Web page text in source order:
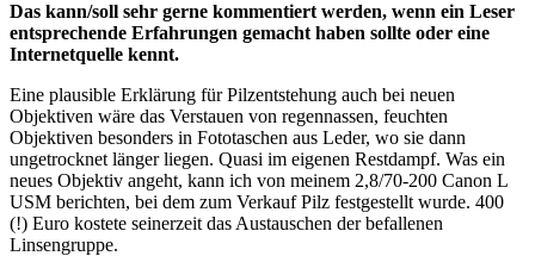
Das kann/soll sehr gerne kommentiert werden, wenn ein Leser
entsprechende Erfahrungen gemacht haben sollte oder eine
Internetquelle kennt.
Eine plausible Erklärung für Pilzentstehung auch bei neuen
Objektiven wäre das Verstauen von regennassen, feuchten
Objektiven besonders in Fototaschen aus Leder, wo sie dann
ungetrocknet länger liegen. Quasi im eigenen Restdampf. Was ein
neues Objektiv angeht, kann ich von meinem 2,8/70-200 Canon L
USM berichten, bei dem zum Verkauf Pilz festgestellt wurde. 400
(!) Euro kostete seinerzeit das Austauschen der befallenen
Linsengruppe.